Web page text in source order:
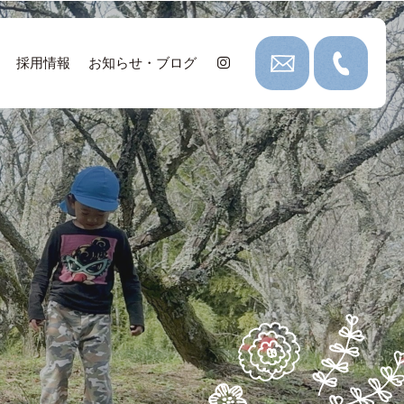
採用情報 お知らせ・ブログ